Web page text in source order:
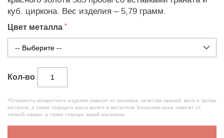
куб. циркона. Вес изделия – 5,79 грамм.
Цвет металла
Кол-во
*Стоимость конкретного изделия зависит от размера, качества камней, веса и пробы
металла, а также текущего курса валют и металлов. Бонусная цена зависит от
личной скидки, а также текущих акций магазина.